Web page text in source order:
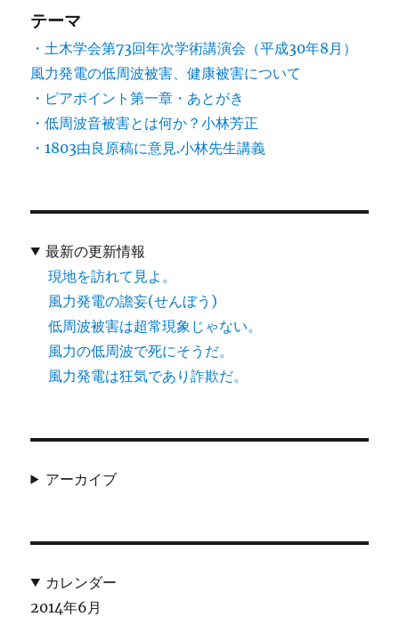
テーマ
・土木学会第73回年次学術講演会（平成30年8月）
風力発電の低周波被害、健康被害について
・ピアポイント第一章・あとがき
・低周波音被害とは何か？小林芳正
・1803由良原稿に意見.小林先生講義
最新の更新情報
現地を訪れて見よ。
風力発電の譫妄(せんぼう)
低周波被害は超常現象じゃない。
風力の低周波で死にそうだ。
風力発電は狂気であり詐欺だ。
アーカイブ
カレンダー
2014年6月